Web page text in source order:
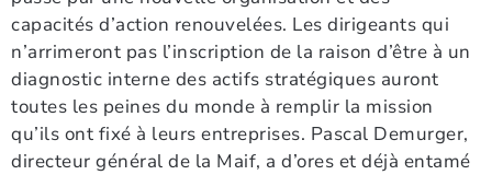
capacités d’action renouvelées. Les dirigeants qui
n’arrimeront pas l’inscription de la raison d’être à un
diagnostic interne des actifs stratégiques auront
toutes les peines du monde à remplir la mission
qu’ils ont fixé à leurs entreprises. Pascal Demurger,
directeur général de la Maif, a d’ores et déjà entamé